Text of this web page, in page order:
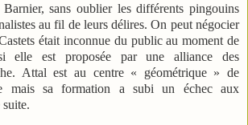
sans oublier les différents pingouins
au fil de leurs délires. On peut négocier
était inconnue du public au moment de
elle est proposée par une alliance des
Attal est au centre « géométrique » de
mais sa formation a subi un échec aux